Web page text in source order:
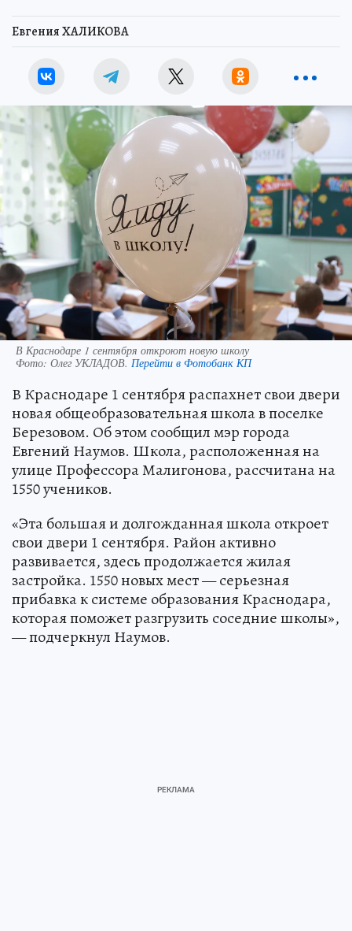
Евгения ХАЛИКОВА
В Краснодаре 1 сентября откроют новую школу
Фото: Олег УКЛАДОВ. Перейти в Фотобанк КП
В Краснодаре 1 сентября распахнет свои двери
новая общеобразовательная школа в поселке
Березовом. Об этом сообщил мэр города
Евгений Наумов. Школа, расположенная на
улице Профессора Малигонова, рассчитана на
1550 учеников.
«Эта большая и долгожданная школа откроет
свои двери 1 сентября. Район активно
развивается, здесь продолжается жилая
застройка. 1550 новых мест — серьезная
прибавка к системе образования Краснодара,
которая поможет разгрузить соседние школы»,
— подчеркнул Наумов.